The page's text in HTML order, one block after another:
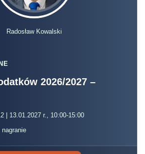
Radosław Kowalski
2026/2027 –
| 13.01.2027 r., 10:00-15:00